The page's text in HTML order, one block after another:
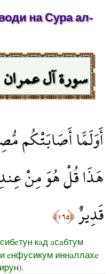
на Сура ал-
سورة آل عمران
أَوَلَمَّا أَصَابَتْكُم
هَذَا قُلْ هُوَ مِنْ
قَدِيرٌ﴿١٦٥﴾
кaд aсaбтум
eнфусикум иннaллахe